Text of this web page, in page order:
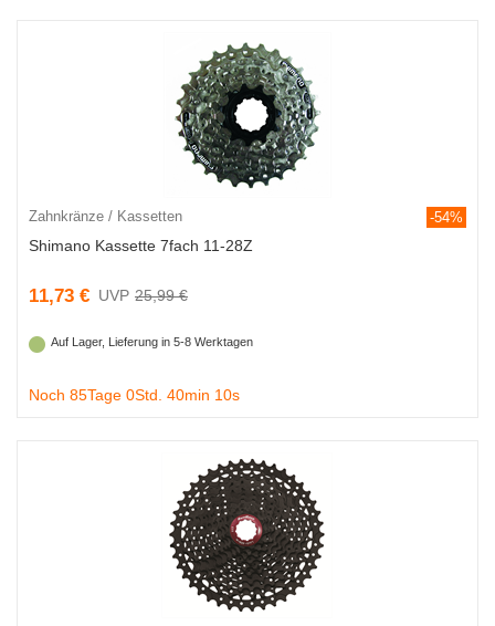
Zahnkränze / Kassetten -54%
Shimano Kassette 7fach 11-28Z
11,73 € 25,99 €
Auf Lager, Lieferung in 5-8 Werktagen
Noch 85Tage 0Std. 40min 9s